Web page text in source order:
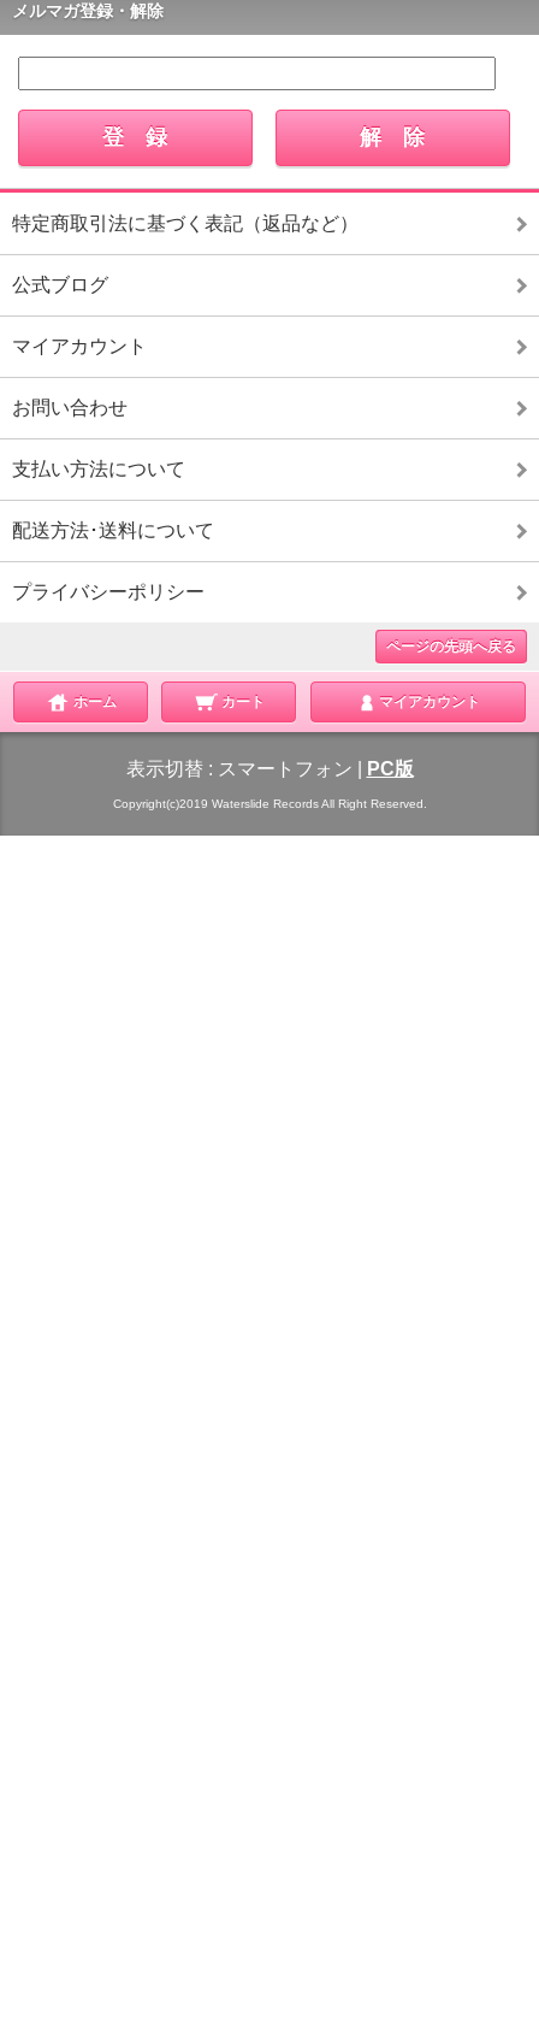
メルマガ登録・解除
特定商取引法に基づく表記（返品など）
公式ブログ
マイアカウント
お問い合わせ
支払い方法について
配送方法･送料について
プライバシーポリシー
ページの先頭へ戻る
ホーム カート マイアカウント
表示切替 : スマートフォン PC版
Copyright(c)2019 Waterslide Records All Right Reserved.